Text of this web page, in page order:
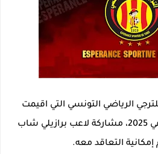
الرياضي التونسي التي اقيمت
يوم امس، الأربعاء 15 جانفي 2025، مشاركة لاعب برازيلي شاب
إمكانية التعاقد معه.